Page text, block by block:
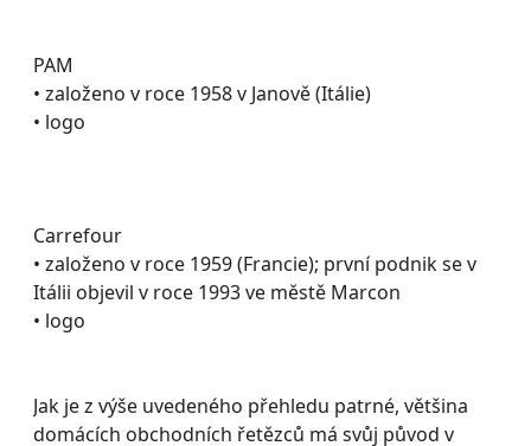
PAM
• založeno v roce 1958 v Janově (Itálie)
• logo
Carrefour
• založeno v roce 1959 (Francie); první podnik se v
Itálii objevil v roce 1993 ve městě Marcon
• logo
Jak je z výše uvedeného přehledu patrné, většina
domácích obchodních řetězců má svůj původ v